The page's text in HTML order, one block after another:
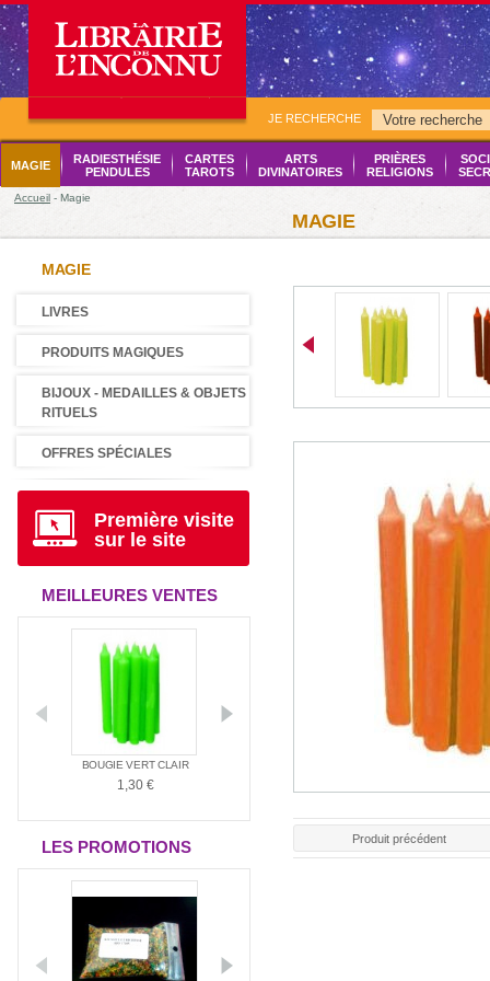
JE RECHERCHE
MAGIE
RADIESTHÉSIE
PENDULES
CARTES
TAROTS
ARTS
DIVINATOIRES
PRIÈRES
RELIGIONS
Accueil - Magie
MAGIE
MAGIE
LIVRES
PRODUITS MAGIQUES
BIJOUX - MEDAILLES & OBJETS
RITUELS
OFFRES SPÉCIALES
Première visite
sur le site
MEILLEURES VENTES
BOUGIE VERT CLAIR
1,30 €
LES PROMOTIONS Produit précédent